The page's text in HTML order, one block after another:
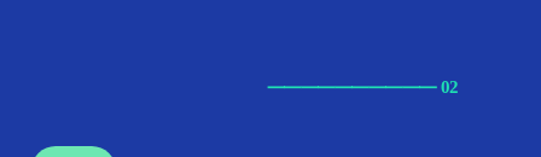
⸺⸺⸺⸺⸺ 02